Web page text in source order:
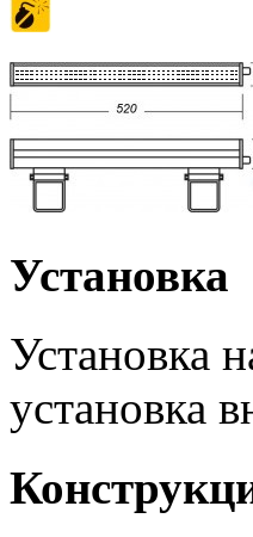
Установка
Установка
установка